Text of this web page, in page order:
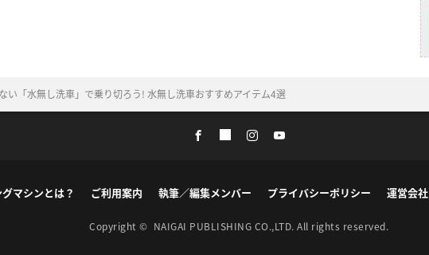
い「水無し洗車」で乗り切ろう! 水無し洗車おすすめアイテム4選
マシンとは？ ご利用案内 執筆／編集メンバー プライバシーポリシー 運営会社
Copyright © NAIGAI PUBLISHING CO.,LTD. All rights reserved.